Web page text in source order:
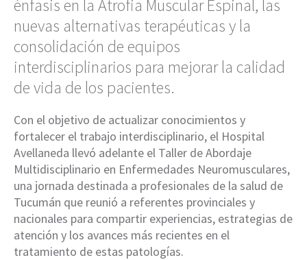
énfasis en la Atrofia Muscular Espinal, las
nuevas alternativas terapéuticas y la
consolidación de equipos
interdisciplinarios para mejorar la calidad
de vida de los pacientes.
Con el objetivo de actualizar conocimientos y
fortalecer el trabajo interdisciplinario, el Hospital
Avellaneda llevó adelante el Taller de Abordaje
Multidisciplinario en Enfermedades Neuromusculares,
una jornada destinada a profesionales de la salud de
Tucumán que reunió a referentes provinciales y
nacionales para compartir experiencias, estrategias de
atención y los avances más recientes en el
tratamiento de estas patologías.